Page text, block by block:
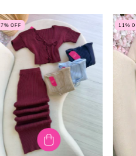
7% OFF 11%